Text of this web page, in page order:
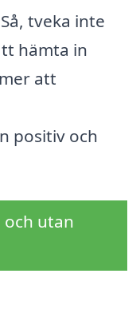
tveka inte
hämta in
att
positiv och
och utan